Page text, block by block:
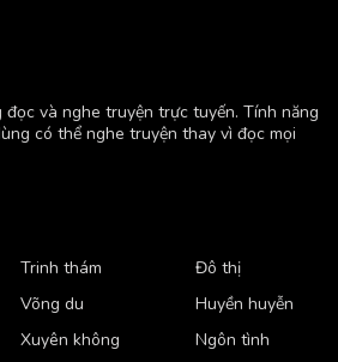
và nghe truyện trực tuyến. Tính năng
có thể nghe truyện thay vì đọc mọi
Trinh thám
Võng du
Xuyên không
Đô thị
Huyền huyễn
Ngôn tình